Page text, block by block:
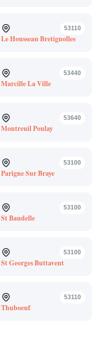
53110
Le Housseau Bretignolles
53440
Marcille La Ville
53640
Montreuil Poulay
53100
Parigne Sur Braye
53100
St Baudelle
53100
St Georges Buttavent
53110
Thuboeuf